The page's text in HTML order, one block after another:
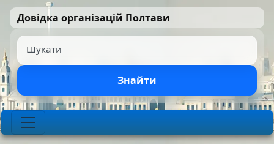
Перейти до основного вмісту
Довідка організацій Полтави
Шукати
Знайти